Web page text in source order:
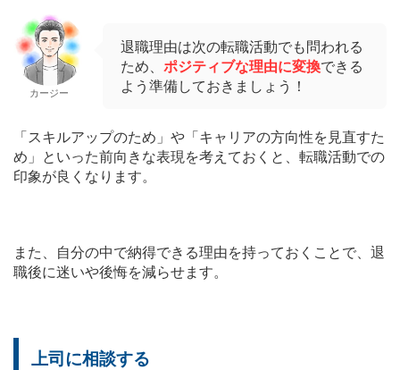
カージー
退職理由は次の転職活動でも問われる
ため、 ポジティブな理由に変換できる
よう準備しておきましょう！
「スキルアップのため」や「キャリアの方向性を見直すた
め」といった前向きな表現を考えておくと、転職活動での
印象が良くなります。
また、自分の中で納得できる理由を持っておくことで、退
職後に迷いや後悔を減らせます。
上司に相談する